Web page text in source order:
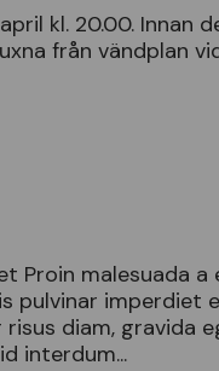
april kl. 20.00. Innan
från vändplan
Proin malesuada a
pulvinar imperdiet
risus diam, gravida
id interdum...